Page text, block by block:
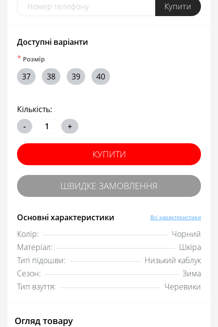
Купити
Основні характеристики Всі характеристики
Колір:
Чорний
Матеріал:
Шкіра
Тип підошви:
Низький каблук
Сезон:
Зима
Тип взуття:
Черевики
Доступні варіанти
* Розмір
37 38 39 40
Кількість:
-
+
КУПИТИ
ШВИДКЕ ЗАМОВЛЕННЯ
Огляд товару